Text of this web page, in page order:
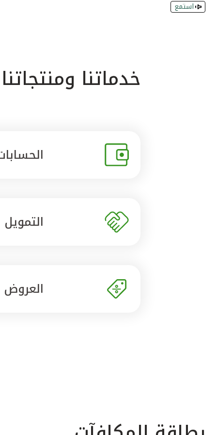
استمع
خدماتنا ومنتجاتنا
التمويل
العروض